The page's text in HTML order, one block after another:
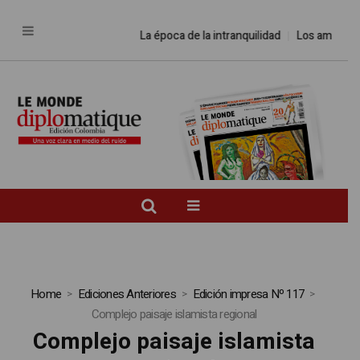
La época de la intranquilidad Los amos
Home Ediciones Anteriores
Edición impresa Nº 117
Complejo paisaje islamista regional
Complejo paisaje islamista